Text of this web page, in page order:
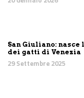
San Giuliano: nasce
dei gatti di Venezia
29 Settembre 2025